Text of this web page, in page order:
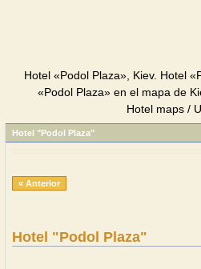
Hotel «Podol Plaza», Kiev. Hotel
«Podol Plaza» en el mapa de
Hotel maps /
Hotel "Podol Plaza"
« Anterior
Hotel "Podol Plaza"